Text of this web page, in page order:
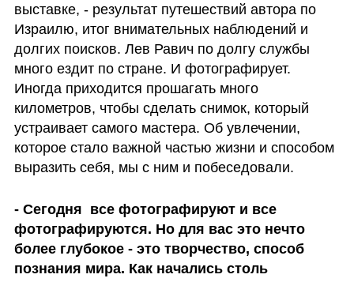
выставке, - результат путешествий автора по
Израилю, итог внимательных наблюдений и
долгих поисков. Лев Равич по долгу службы
много ездит по стране. И фотографирует.
Иногда приходится прошагать много
километров, чтобы сделать снимок, который
устраивает самого мастера. Об увлечении,
которое стало важной частью жизни и способом
выразить себя, мы с ним и побеседовали.
- Сегодня  все фотографируют и все
фотографируются. Но для вас это нечто
более глубокое - это творчество, способ
познания мира. Как начались столь